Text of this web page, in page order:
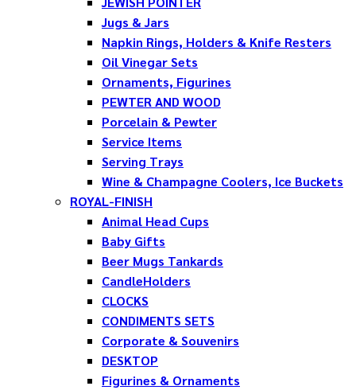
Jugs & Jars
Napkin Rings, Holders & Knife Resters
Oil Vinegar Sets
Ornaments, Figurines
PEWTER AND WOOD
Porcelain & Pewter
Service Items
Serving Trays
Wine & Champagne Coolers, Ice Buckets
ROYAL-FINISH
Animal Head Cups
Baby Gifts
Beer Mugs Tankards
CandleHolders
CLOCKS
CONDIMENTS SETS
Corporate & Souvenirs
DESKTOP
Figurines & Ornaments